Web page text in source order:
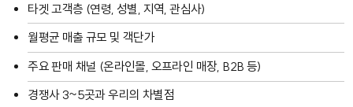
타겟 고객층 (연령, 성별, 지역, 관심사)
월평균 매출 규모 및 객단가
주요 판매 채널 (온라인몰, 오프라인 매장, B2B 등)
경쟁사 3~5곳과 우리의 차별점